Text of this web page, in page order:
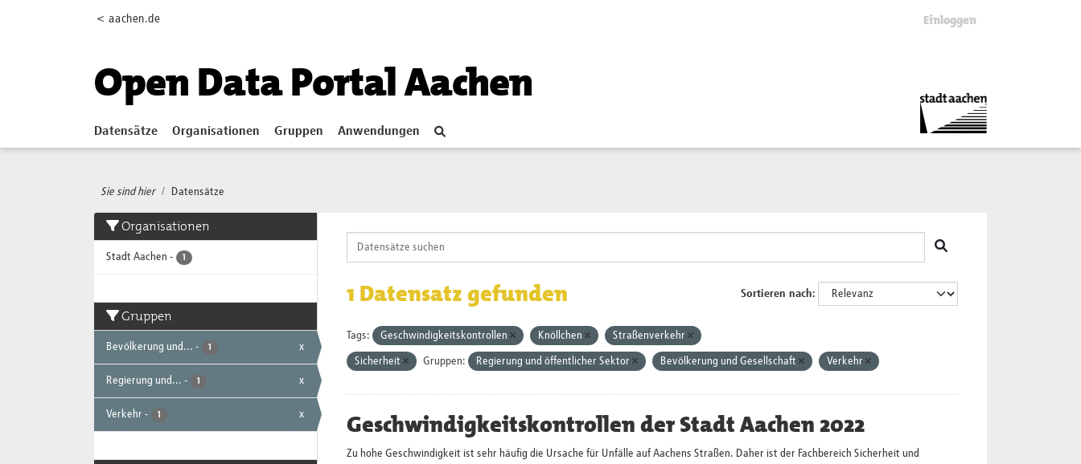
< aachen.de Einloggen
Open Data Portal Aachen
Datensätze Organisationen Gruppen Anwendungen
Sie sind hier Datensätze
Organisationen
Stadt Aachen - 1
Gruppen
Bevölkerung und... - 1 x
Regierung und... - 1 x
Verkehr - 1 x
Sortieren nach
1 Datensatz gefunden
Tags: Geschwindigkeitskontrollen Knöllchen Straßenverkehr
Sicherheit Gruppen: Regierung und öffentlicher Sektor Bevölkerung und Gesellschaft Verkehr
Geschwindigkeitskontrollen der Stadt Aachen 2022
Zu hohe Geschwindigkeit ist sehr häufig die Ursache für Unfälle auf Aachens Straßen. Daher ist der Fachbereich Sicherheit und